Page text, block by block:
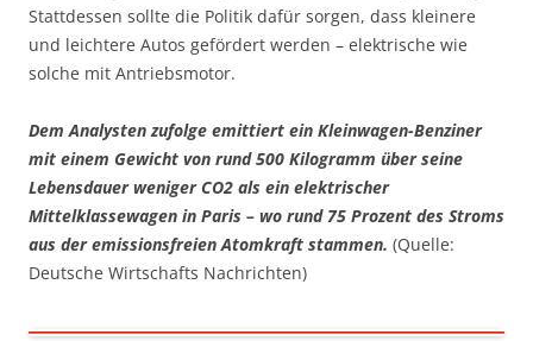
Stattdessen sollte die Politik dafür sorgen, dass kleinere
und leichtere Autos gefördert werden – elektrische wie
solche mit Antriebsmotor.
Dem Analysten zufolge emittiert ein Kleinwagen-Benziner
mit einem Gewicht von rund 500 Kilogramm über seine
Lebensdauer weniger CO2 als ein elektrischer
Mittelklassewagen in Paris – wo rund 75 Prozent des Stroms
aus der emissionsfreien Atomkraft stammen. (Quelle:
Deutsche Wirtschafts Nachrichten)